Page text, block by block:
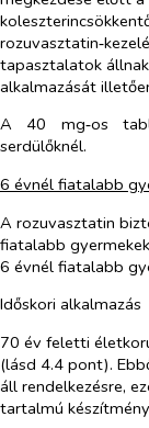
tapasztalatok
alkalmazását
A 40 mg‑os
serdülőknél.
6 évnél fiatalabb
A rozuvasztatin
fiatalabb
6 évnél fiatalabb
Időskori alkalmazás
70 év feletti
(lásd 4.4 pont).
áll rendelkezésre,
tartalmú